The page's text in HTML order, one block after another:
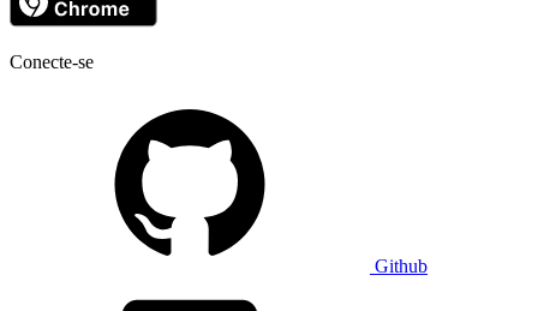
Conecte-se
Github